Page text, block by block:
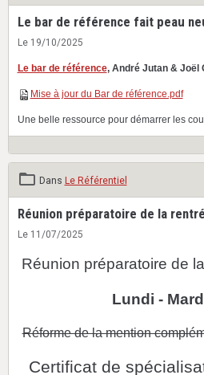
Le bar de référence fait peau
Le 19/10/2025
Le bar de référence, André Jutan & Joël
Mise à jour du Bar de référence.pdf
Une belle ressource pour démarrer les
Dans Le Référentiel
Réunion préparatoire de la
Le 11/07/2025
Réunion préparatoire de
Lundi -
Réforme de la mention
Certificat de